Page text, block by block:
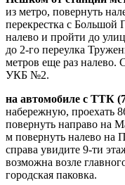
из метро, повернуть
перекрестка с Большой
налево и пройти до
до 2-го переулка
метров еще раз налево.
УКБ №2.
на автомобиле с ТТК
набережную, проехать
повернуть направо на
м повернуть налево на
справа увидите 9-ти
возможна возле
городская паковка.